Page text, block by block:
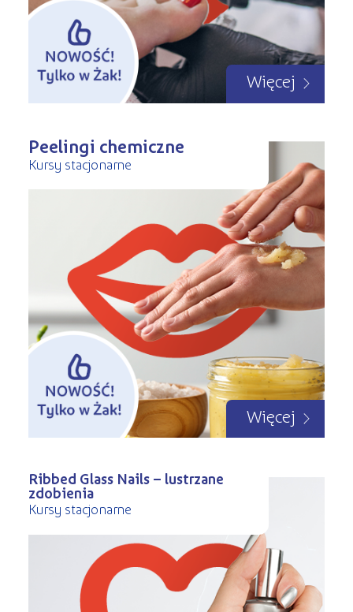
Więcej
Peelingi chemiczne
Kursy stacjonarne
Więcej
Ribbed Glass Nails – lustrzane
zdobienia
Kursy stacjonarne